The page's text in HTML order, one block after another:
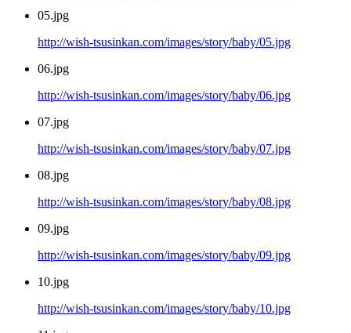
05.jpg
http://wish-tsusinkan.com/images/story/baby/05.jpg
06.jpg
http://wish-tsusinkan.com/images/story/baby/06.jpg
07.jpg
http://wish-tsusinkan.com/images/story/baby/07.jpg
08.jpg
http://wish-tsusinkan.com/images/story/baby/08.jpg
09.jpg
http://wish-tsusinkan.com/images/story/baby/09.jpg
10.jpg
http://wish-tsusinkan.com/images/story/baby/10.jpg